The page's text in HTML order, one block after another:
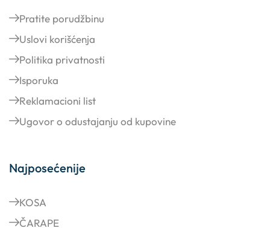
Pratite porudžbinu
KOSA